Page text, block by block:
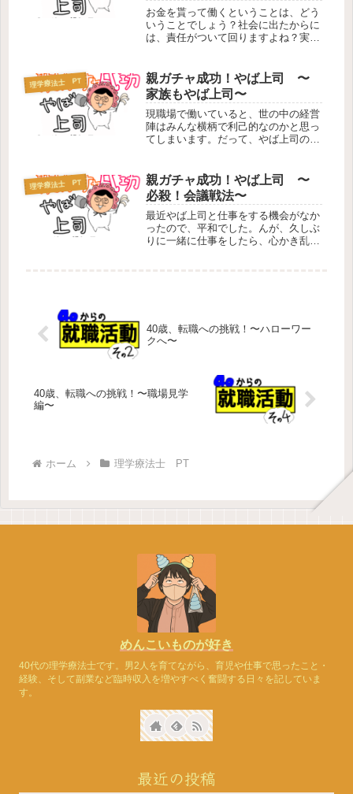
お金を貰って働くということは、どう
いうことでしょう？社会に出たからに
は、責任がついて回りますよね？実家
かも、電話越しで人ずたいの連絡やい
つこちらが読むか分からないメールで
伝え...
理学療法士 PT
親ガチャ成功！やば上司 〜
家族もやば上司〜
現職場で働いていると、世の中の経営
陣はみんな横柄で利己的なのかと思っ
てしまいます。だって、やば上司の家
のか自分の知識をひけらかししたいの
か、余計な一言が…私もケアマネの試
験...
理学療法士 PT
親ガチャ成功！やば上司 〜
必殺！会議戦法〜
最近やば上司と仕事をする機会がなか
ったので、平和でした。んが、久しぶ
りに一緒に仕事をしたら、心かき乱さ
40歳、転職への挑戦！〜ハローワー
クへ〜
40歳、転職への挑戦！〜職場見学
編〜
ホーム 理学療法士 PT
めんこいものが好き
40代の理学療法士です。男2人を育てながら、育児や仕事で思ったこと・
経験、そして副業など臨時収入を増やすべく奮闘する日々を記していま
す。
最近の投稿